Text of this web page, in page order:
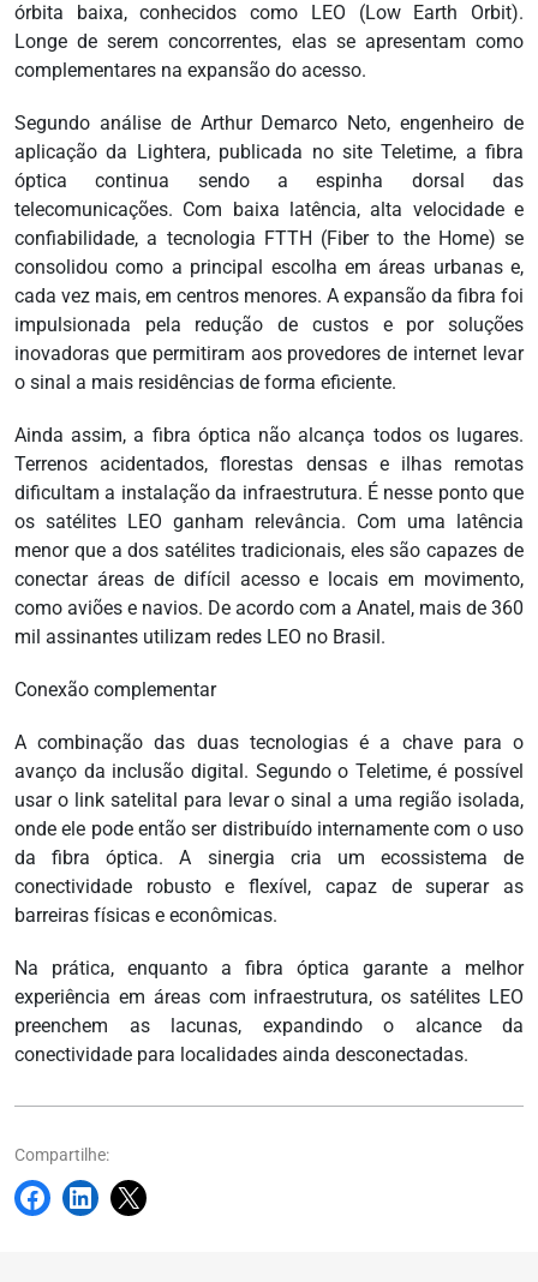
órbita baixa, conhecidos como LEO (Low Earth Orbit).
Longe de serem concorrentes, elas se apresentam como
complementares na expansão do acesso.
Segundo análise de Arthur Demarco Neto, engenheiro de
aplicação da Lightera, publicada no site Teletime, a fibra
óptica continua sendo a espinha dorsal das
telecomunicações. Com baixa latência, alta velocidade e
confiabilidade, a tecnologia FTTH (Fiber to the Home) se
consolidou como a principal escolha em áreas urbanas e,
cada vez mais, em centros menores. A expansão da fibra foi
impulsionada pela redução de custos e por soluções
inovadoras que permitiram aos provedores de internet levar
o sinal a mais residências de forma eficiente.
Ainda assim, a fibra óptica não alcança todos os lugares.
Terrenos acidentados, florestas densas e ilhas remotas
dificultam a instalação da infraestrutura. É nesse ponto que
os satélites LEO ganham relevância. Com uma latência
menor que a dos satélites tradicionais, eles são capazes de
conectar áreas de difícil acesso e locais em movimento,
como aviões e navios. De acordo com a Anatel, mais de 360
mil assinantes utilizam redes LEO no Brasil.
Conexão complementar
A combinação das duas tecnologias é a chave para o
avanço da inclusão digital. Segundo o Teletime, é possível
usar o link satelital para levar o sinal a uma região isolada,
onde ele pode então ser distribuído internamente com o uso
da fibra óptica. A sinergia cria um ecossistema de
conectividade robusto e flexível, capaz de superar as
barreiras físicas e econômicas.
Na prática, enquanto a fibra óptica garante a melhor
experiência em áreas com infraestrutura, os satélites LEO
preenchem as lacunas, expandindo o alcance da
conectividade para localidades ainda desconectadas.
Compartilhe: